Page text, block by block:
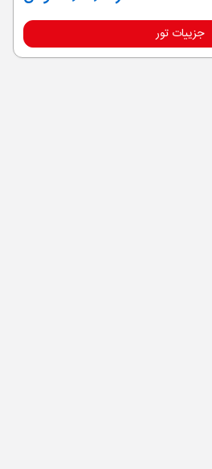
جزییات تور